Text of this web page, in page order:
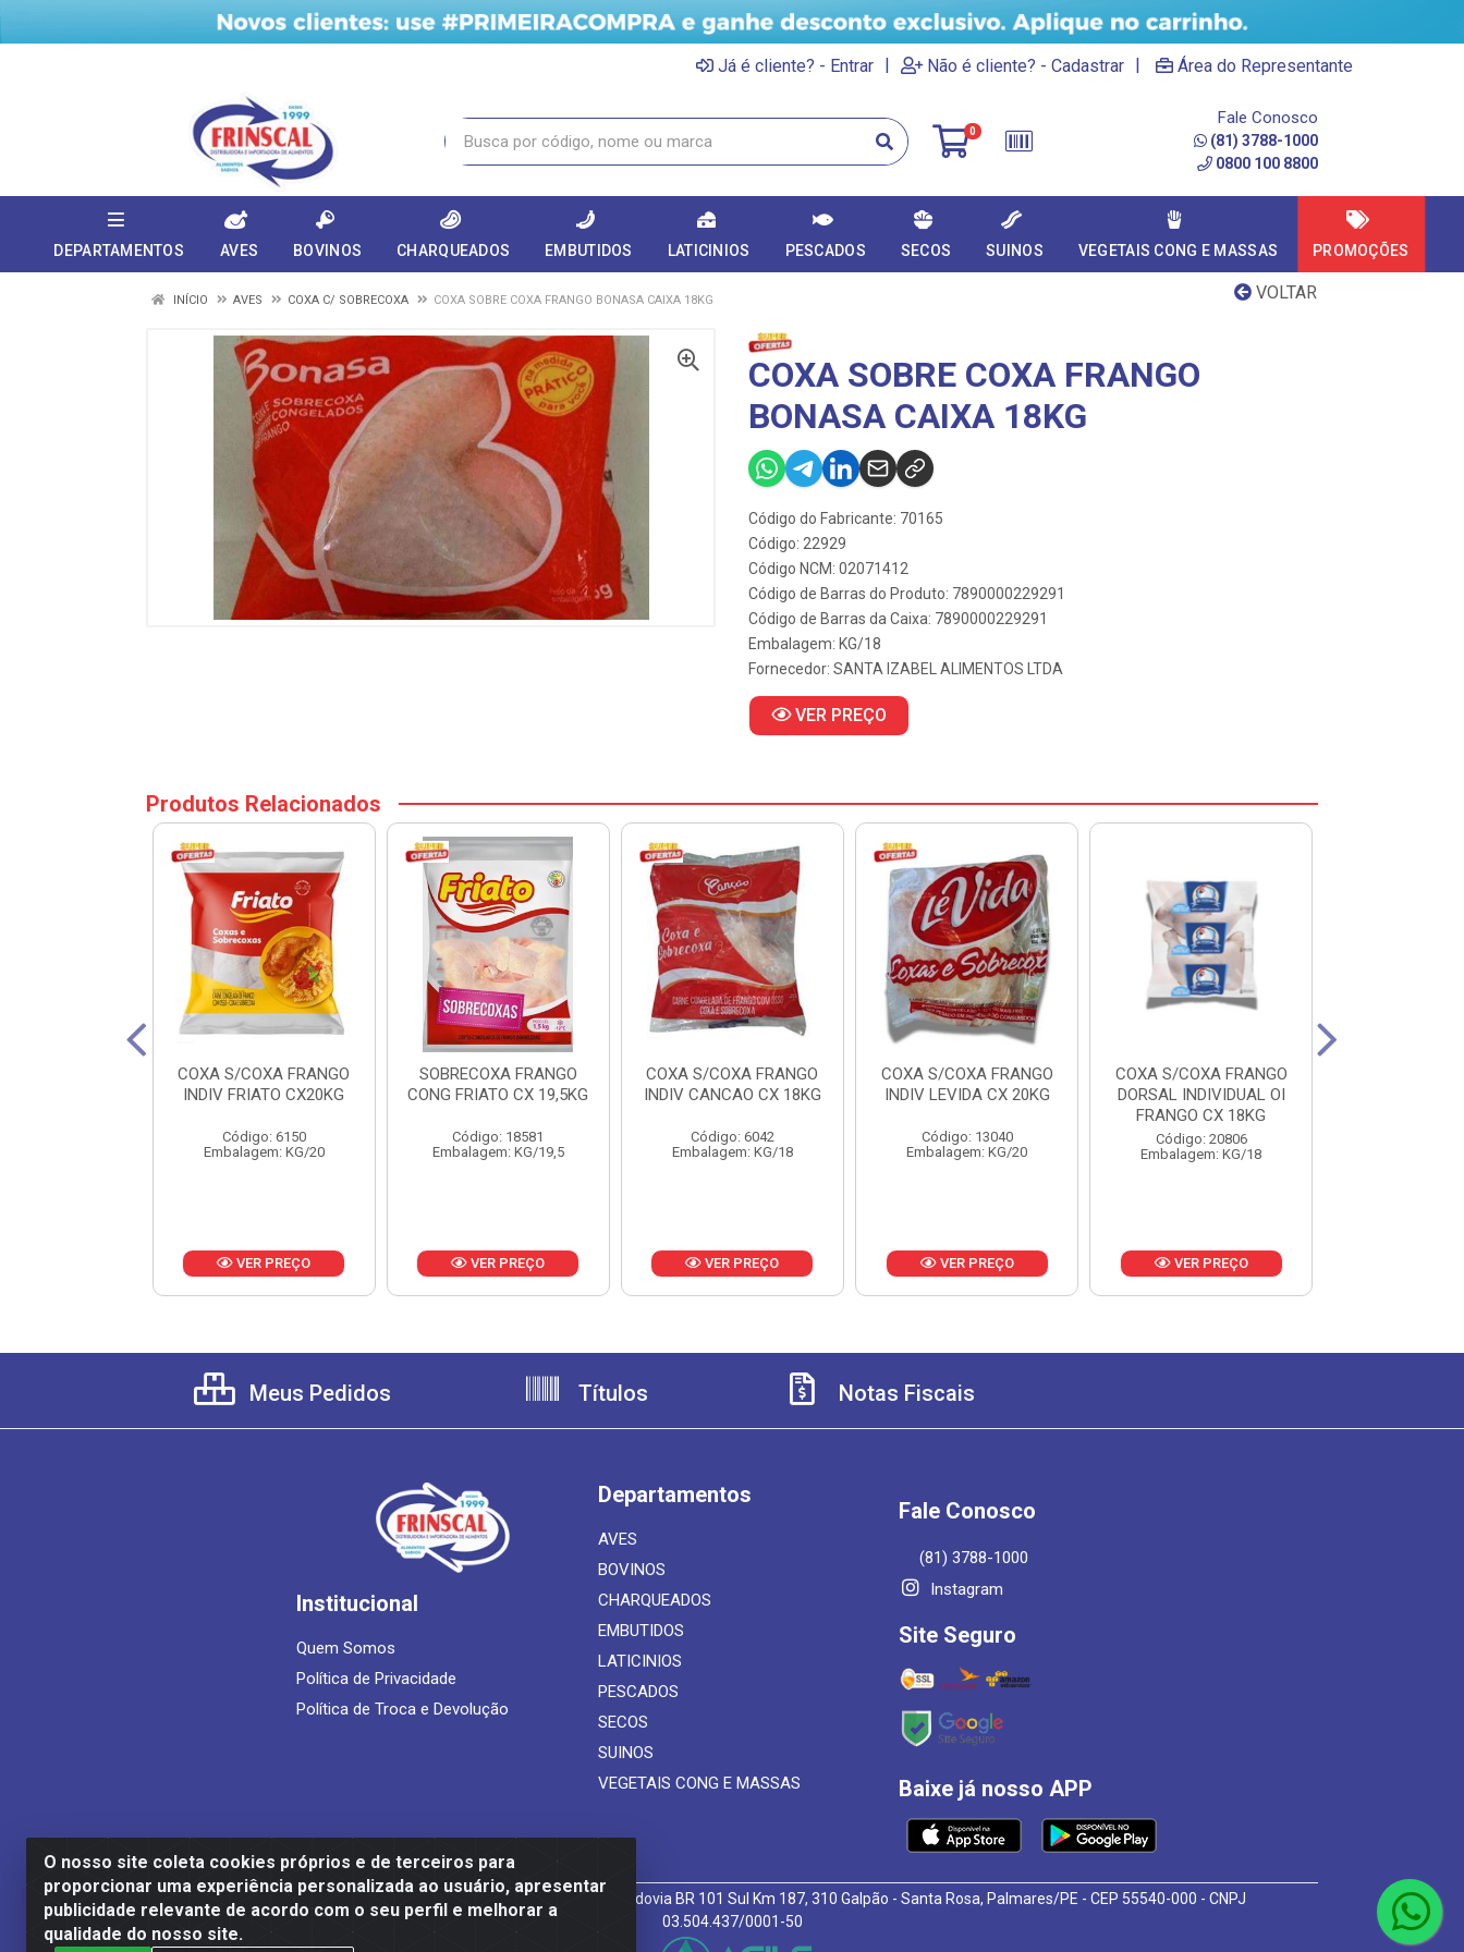
Já é cliente? - Entrar | Não é cliente? - Cadastrar | Área do Representante
0
Fale Conosco
(81) 3788-1000
0800 100 8800
DEPARTAMENTOS AVES BOVINOS CHARQUEADOS EMBUTIDOS LATICINIOS PESCADOS SECOS SUINOS VEGETAIS CONG E MASSAS PROMOÇÕES
VOLTAR
INÍCIO AVES COXA C/ SOBRECOXA COXA SOBRE COXA FRANGO BONASA CAIXA 18KG
COXA SOBRE COXA FRANGO
BONASA CAIXA 18KG
Código do Fabricante: 70165
Código: 22929
Código NCM: 02071412
Código de Barras do Produto: 7890000229291
Código de Barras da Caixa: 7890000229291
Embalagem: KG/18
Fornecedor: SANTA IZABEL ALIMENTOS LTDA
VER PREÇO
Produtos Relacionados
COXA S/COXA FRANGO
INDIV FRIATO CX20KG
Código: 6150
Embalagem: KG/20
VER PREÇO
SOBRECOXA FRANGO
CONG FRIATO CX 19,5KG
Código: 18581
Embalagem: KG/19,5
VER PREÇO
COXA S/COXA FRANGO
INDIV CANCAO CX 18KG
Código: 6042
Embalagem: KG/18
VER PREÇO
COXA S/COXA FRANGO
INDIV LEVIDA CX 20KG
Código: 13040
Embalagem: KG/20
VER PREÇO
COXA S/COXA FRANGO
DORSAL INDIVIDUAL OI
FRANGO CX 18KG
Código: 20806
Embalagem: KG/18
VER PREÇO
O nosso site coleta cookies próprios e de terceiros para
proporcionar uma experiência personalizada ao usuário, apresentar
publicidade relevante de acordo com o seu perfil e melhorar a
qualidade do nosso site.
Meus Pedidos Títulos Notas Fiscais
Institucional
Quem Somos
Política de Privacidade
Política de Troca e Devolução
Departamentos
AVES
BOVINOS
CHARQUEADOS
EMBUTIDOS
LATICINIOS
PESCADOS
SECOS
SUINOS
VEGETAIS CONG E MASSAS
Fale Conosco
(81) 3788-1000
Instagram
Site Seguro
Baixe já nosso APP
Frinscal - Distribuidora e Importadora de Alimentos LTDA - Rodovia BR 101 Sul Km 187, 310 Galpão - Santa Rosa, Palmares/PE - CEP 55540-000 - CNPJ
03.504.437/0001-50